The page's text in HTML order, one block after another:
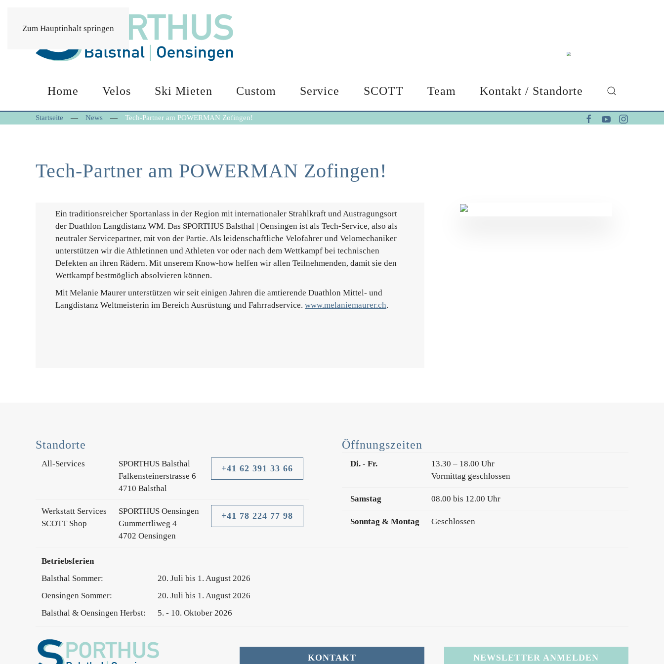
Zum Hauptinhalt springen
Home Velos Ski Mieten Custom Service SCOTT Team Kontakt / Standorte
Startseite News Tech-Partner am POWERMAN Zofingen!
Tech-Partner am POWERMAN Zofingen!
Ein traditionsreicher Sportanlass in der Region mit internationaler Strahlkraft und Austragungsort
der Duathlon Langdistanz WM. Das SPORTHUS Balsthal | Oensingen ist als Tech-Service, also als
neutraler Servicepartner, mit von der Partie. Als leidenschaftliche Velofahrer und Velomechaniker
unterstützen wir die Athletinnen und Athleten vor oder nach dem Wettkampf bei technischen
Defekten an ihren Rädern. Mit unserem Know-how helfen wir allen Teilnehmenden, damit sie den
Wettkampf bestmöglich absolvieren können.
Mit Melanie Maurer unterstützen wir seit einigen Jahren die amtierende Duathlon Mittel- und
Langdistanz Weltmeisterin im Bereich Ausrüstung und Fahrradservice. www.melaniemaurer.ch.
Standorte Öffnungszeiten
All-Services
SPORTHUS Balsthal
Falkensteinerstrasse 6
4710 Balsthal
+41 62 391 33 66
Werkstatt Services
SCOTT Shop
SPORTHUS Oensingen
Gummertliweg 4
4702 Oensingen
+41 78 224 77 98
Di. - Fr.
13.30 – 18.00 Uhr
Vormittag geschlossen
Samstag 08.00 bis 12.00 Uhr
Sonntag & Montag Geschlossen
Betriebsferien
Balsthal Sommer:
20. Juli bis 1. August 2026
Oensingen Sommer:
20. Juli bis 1. August 2026
Balsthal & Oensingen Herbst:
5. - 10. Oktober 2026
KONTAKT NEWSLETTER ANMELDEN